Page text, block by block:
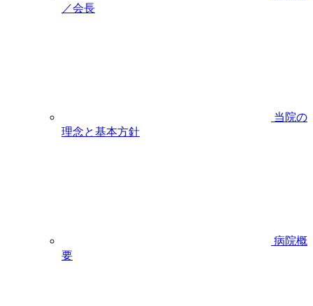
／会長
当院の
理念と基本方針
病院概
要